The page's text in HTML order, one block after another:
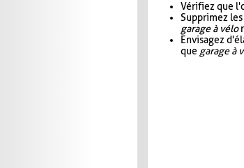
Vérifiez que
Supprimez
garage à vélo
Envisagez
que garage à